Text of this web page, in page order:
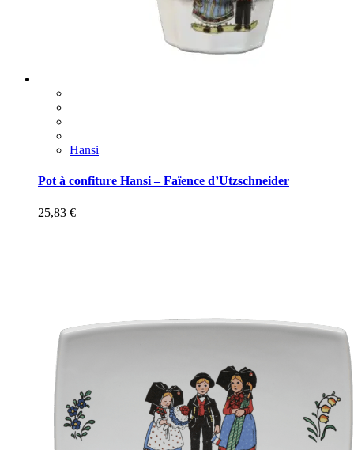
Hansi
Pot à confiture Hansi – Faïence d’Utzschneider
25,83 €